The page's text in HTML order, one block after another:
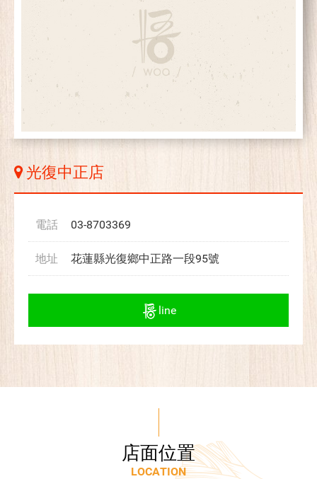
光復中正店
電話 03-8703369
地址 花蓮縣光復鄉中正路一段95號
line
店面位置
LOCATION